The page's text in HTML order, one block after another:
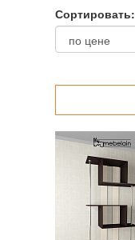
Сортировать: